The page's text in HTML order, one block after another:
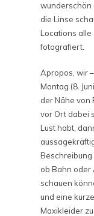
wunderschön
die Linse
Locations alle
fotografiert.
Apropos, wir
Montag (8.
der Nähe von
vor Ort dabei
Lust habt,
Beschreibung
ob Bahn oder
schauen
und eine
Maxikleider